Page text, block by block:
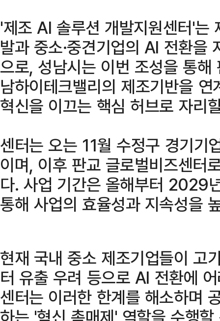
'제조 AI 솔루션 개발지원센터'는
발과 중소·중견기업의 AI 전환을
으로, 성남시는 이번 조성을 통
남하이테크밸리의 제조기반을
혁신을 이끄는 핵심 허브로 자리
센터는 오는 11월 수정구 경기기
이며, 이후 판교 글로벌비즈센터
다. 사업 기간은 올해부터 2029
통해 사업의 효율성과 지속성을
현재 국내 중소 제조기업들이 고
터 유출 우려 등으로 AI 전환에
센터는 이러한 한계를 해소하며
하는 '혁신 촉매제' 역할을 수행